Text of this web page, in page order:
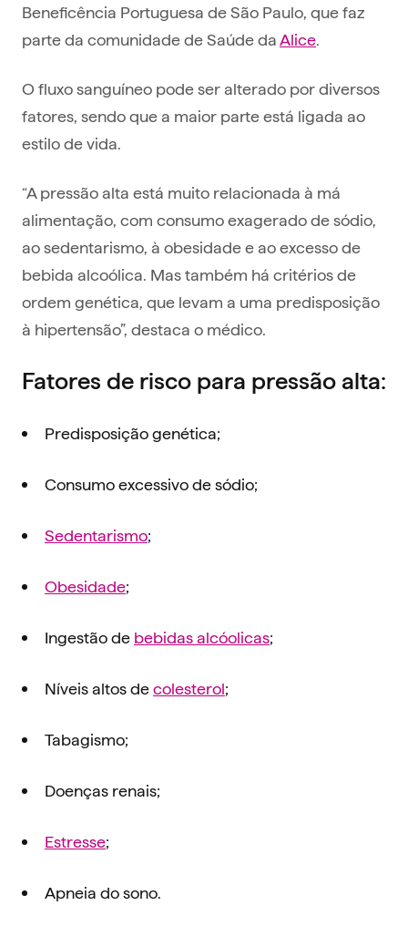
Beneficência Portuguesa de São Paulo, que faz
parte da comunidade de Saúde daAlice.
O fluxo sanguíneo pode ser alterado por diversos
fatores, sendo que a maior parte está ligada ao
estilo de vida.
“A pressão alta está muito relacionada à má
alimentação, com consumo exagerado de sódio,
ao sedentarismo, à obesidade e ao excesso de
bebida alcoólica. Mas também há critérios de
ordem genética, que levam a uma predisposição
à hipertensão”, destaca o médico.
Fatores de risco para pressão alta:
Predisposição genética;
Consumo excessivo de sódio;
Sedentarismo;
Obesidade;
Ingestão de bebidas alcóolicas;
Níveis altos decolesterol;
Tabagismo;
Doenças renais;
Estresse;
Apneia do sono.